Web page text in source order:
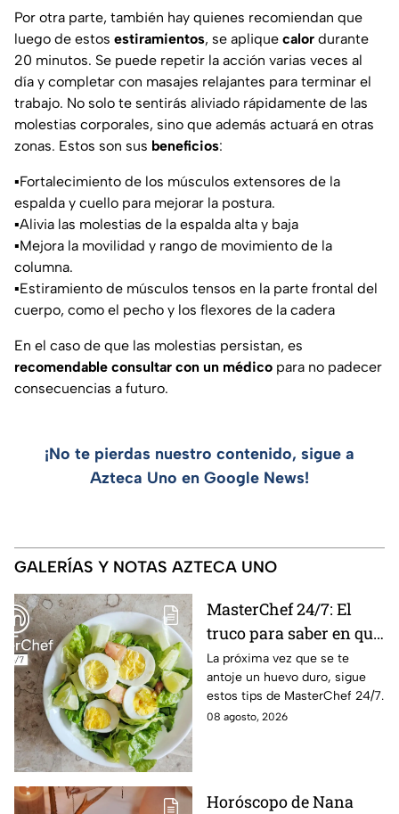
Por otra parte, también hay quienes recomiendan que
luego de estos estiramientos, se aplique calor durante
20 minutos. Se puede repetir la acción varias veces al
día y completar con masajes relajantes para terminar el
trabajo. No solo te sentirás aliviado rápidamente de las
molestias corporales, sino que además actuará en otras
zonas. Estos son sus beneficios:
▪️Fortalecimiento de los músculos extensores de la
espalda y cuello para mejorar la postura.
▪️Alivia las molestias de la espalda alta y baja
▪️Mejora la movilidad y rango de movimiento de la
columna.
▪️Estiramiento de músculos tensos en la parte frontal del
cuerpo, como el pecho y los flexores de la cadera
En el caso de que las molestias persistan, es
recomendable consultar con un médico para no padecer
consecuencias a futuro.
¡No te pierdas nuestro contenido, sigue a
Azteca Uno en Google News!
GALERÍAS Y NOTAS AZTECA UNO
MasterChef 24/7: El
truco para saber en qué
momento está listo un
huevo cocido
La próxima vez que se te
antoje un huevo duro, sigue
estos tips de MasterChef 24/7.
08 agosto, 2026
Horóscopo de Nana